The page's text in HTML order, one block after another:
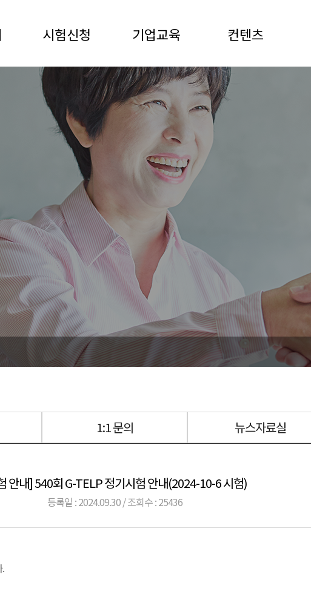
시험신청 기업교육 컨텐츠
1:1 문의 뉴스자료실
안내] 540회 G-TELP 정기시험 안내(2024-10-6 시험)
등록일 : 2024.09.30 / 조회수 : 25436
.